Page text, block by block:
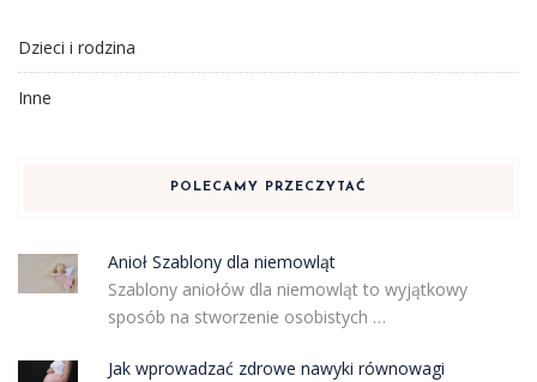
Dzieci i rodzina
Inne
POLECAMY PRZECZYTAĆ
Anioł Szablony dla niemowląt
Szablony aniołów dla niemowląt to wyjątkowy
sposób na stworzenie osobistych …
Jak wprowadzać zdrowe nawyki równowagi